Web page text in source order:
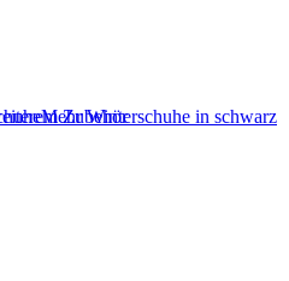
Zubehör
Mehr Winterschuhe in schwarz